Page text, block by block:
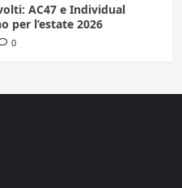
AC47 e Individual
per l’estate 2026
0